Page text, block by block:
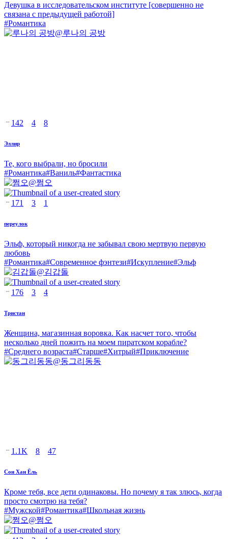
Девушка в исследовательском институте [совершенно не
связана с предыдущей работой]
#Романтика
@루나의 공방
142 4 8
Эллир
Те, кого выбрали, но бросили
#Романтика#Ваниль#Фантастика
@쩜오
171 3 1
переулок
Эльф, который никогда не забывал свою мертвую первую
любовь
#Романтика#Современное фэнтези#Искупление#Эльф
@김갑돌
176 3 4
Тристан
Женщина, магазинная воровка. Как насчет того, чтобы
несколько дней пожить на моем пиратском корабле?
#Среднего возраста#Старше#Хитрый#Приключение
@동그리동동
1.1K 8 47
Сон Хан Ёль
Кроме тебя, все дети одинаковы. Но почему я так злюсь, когда
просто смотрю на тебя?
#Мужской#Романтика#Школьная жизнь
@쩜오